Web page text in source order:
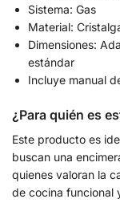
Sistema: Gas
Material:
Dimensiones:
estándar
Incluye manual
¿Para quién es
Este producto es
buscan una
quienes valoran la
de cocina funcional